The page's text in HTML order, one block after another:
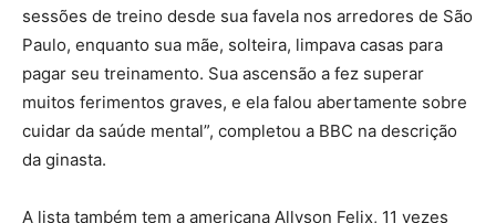
sessões de treino desde sua favela nos arredores de São
Paulo, enquanto sua mãe, solteira, limpava casas para
pagar seu treinamento. Sua ascensão a fez superar
muitos ferimentos graves, e ela falou abertamente sobre
cuidar da saúde mental”, completou a BBC na descrição
da ginasta.
A lista também tem a americana Allyson Felix, 11 vezes